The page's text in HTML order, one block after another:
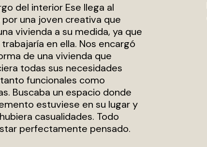
del interior Ese llega al
una joven creativa que
vivienda a su medida, ya que
en ella. Nos encargó
de una vivienda que
todas sus necesidades
funcionales como
Buscaba un espacio donde
estuviese en su lugar y
casualidades. Todo
perfectamente pensado.